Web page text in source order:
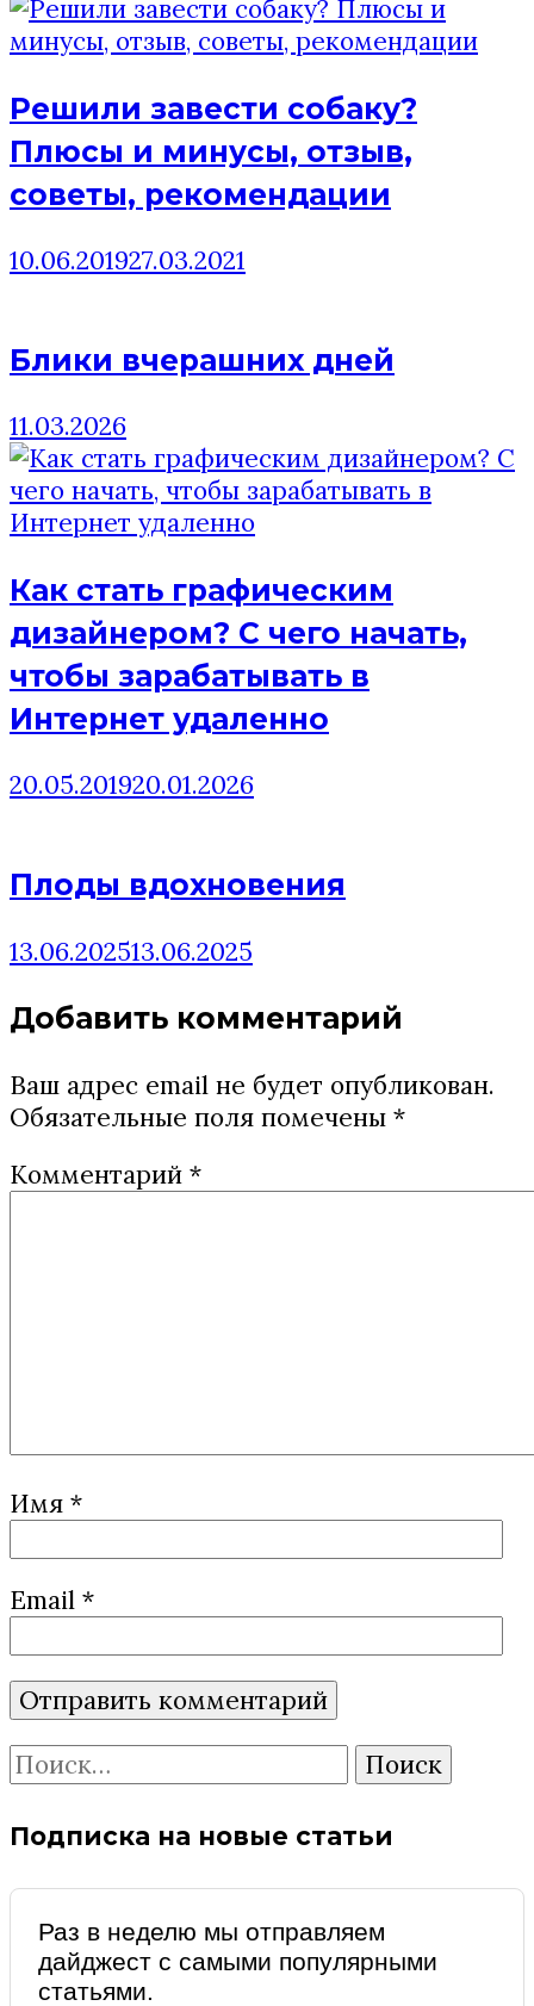
Решили завести собаку?
Плюсы и минусы, отзыв,
советы, рекомендации
10.06.201927.03.2021
Блики вчерашних дней
11.03.2026
Как стать графическим
дизайнером? C чего начать,
чтобы зарабатывать в
Интернет удаленно
20.05.201920.01.2026
Плоды вдохновения
13.06.202513.06.2025
Добавить комментарий
Ваш адрес email не будет опубликован.
Обязательные поля помечены *
Комментарий *
Имя *
Email *
Найти:
Подписка на новые статьи
Раз в неделю мы отправляем
дайджест с самыми популярными
статьями.